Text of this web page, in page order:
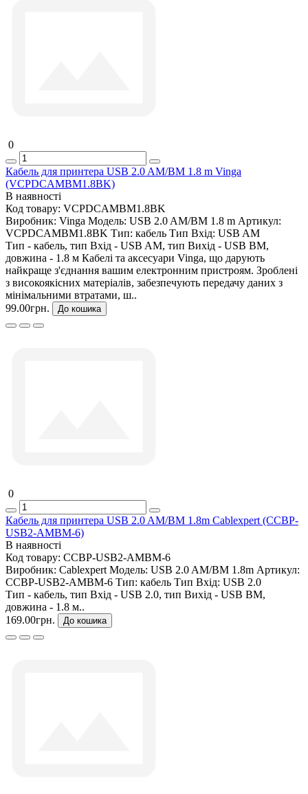
0
Кабель для принтера USB 2.0 AM/BM 1.8 m Vinga
(VCPDCAMBM1.8BK)
В наявності
Код товару: VCPDCAMBM1.8BK
Виробник: Vinga Модель: USB 2.0 AM/BM 1.8 m Артикул:
VCPDCAMBM1.8BK Тип: кабель Тип Вхід: USB AM
Тип - кабель, тип Вхід - USB AM, тип Вихід - USB BM,
довжина - 1.8 м Кабелі та аксесуари Vinga, що дарують
найкраще з'єднання вашим електронним пристроям. Зроблені
з високоякісних матеріалів, забезпечують передачу даних з
мінімальними втратами, ш..
99.00грн.
До кошика
0
Кабель для принтера USB 2.0 AM/BM 1.8m Cablexpert (CCBP-
USB2-AMBM-6)
В наявності
Код товару: CCBP-USB2-AMBM-6
Виробник: Cablexpert Модель: USB 2.0 AM/BM 1.8m Артикул:
CCBP-USB2-AMBM-6 Тип: кабель Тип Вхід: USB 2.0
Тип - кабель, тип Вхід - USB 2.0, тип Вихід - USB BM,
довжина - 1.8 м..
169.00грн.
До кошика